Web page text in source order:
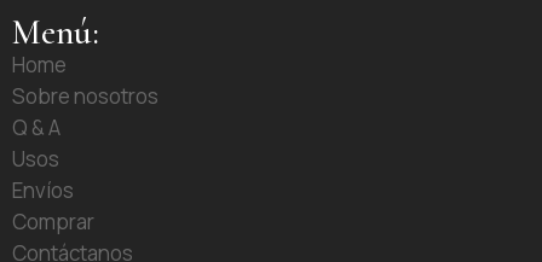
Menú:
Home
Sobre nosotros
Q & A
Usos
Envíos
Comprar
Contáctanos